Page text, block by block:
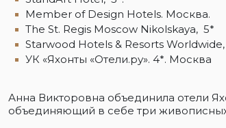
Member of Design Hotels. Москва.
The St. Regis Moscow Nikolskaya, 5*
Starwood Hotels & Resorts
УК «Яхонты «Отели.ру». 4*. Москва
Анна Викторовна объединила отели
объединяющий в себе три